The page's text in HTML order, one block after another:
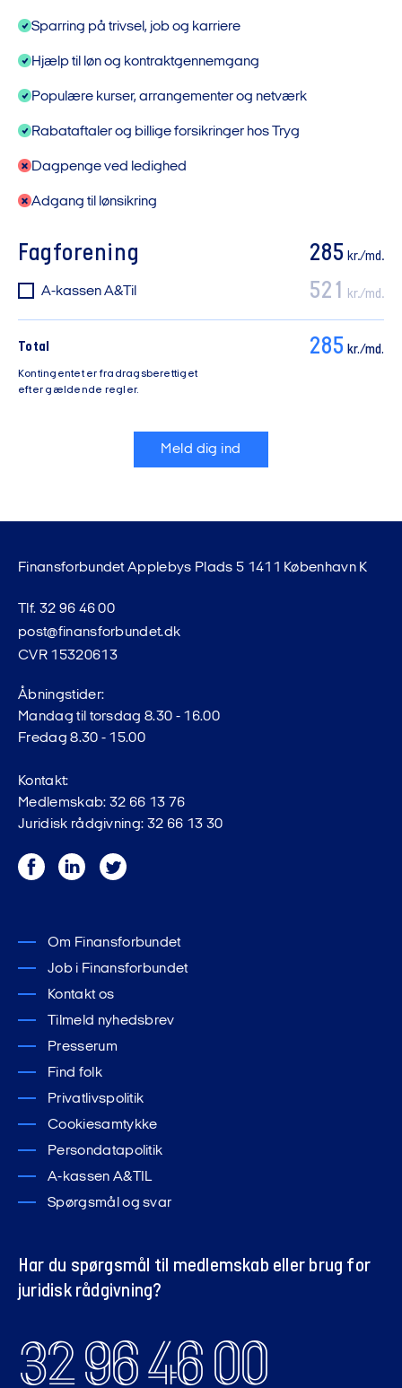
Sparring på trivsel, job og karriere
Hjælp til løn og kontraktgennemgang
Populære kurser, arrangementer og netværk
Rabataftaler og billige forsikringer hos Tryg
Dagpenge ved ledighed
Adgang til lønsikring
Fagforening 285 kr./md.
A-kassen A&Til 521 kr./md.
Total 285 kr./md.
Kontingentet er fradragsberettiget
efter gældende regler.
Meld dig ind
Finansforbundet Applebys Plads 5 1411 København K
Tlf. 32 96 46 00
post@finansforbundet.dk
CVR 15320613
Åbningstider:
Mandag til torsdag 8.30 - 16.00
Fredag 8.30 - 15.00
Kontakt:
Medlemskab: 32 66 13 76
Juridisk rådgivning: 32 66 13 30
FacebookLinkedInTwitter
Om Finansforbundet
Job i Finansforbundet
Kontakt os
Tilmeld nyhedsbrev
Presserum
Find folk
Privatlivspolitik
Cookiesamtykke
Persondatapolitik
A-kassen A&TIL
Spørgsmål og svar
Har du spørgsmål til medlemskab eller brug for
juridisk rådgivning?
32 96 46 00